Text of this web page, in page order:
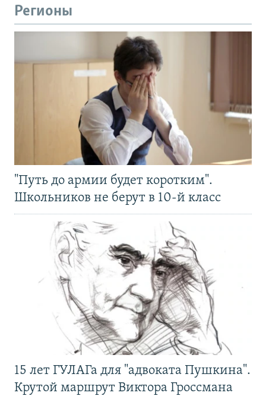
Регионы
"Путь до армии будет коротким".
Школьников не берут в 10-й класс
15 лет ГУЛАГа для "адвоката Пушкина".
Крутой маршрут Виктора Гроссмана